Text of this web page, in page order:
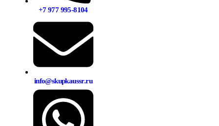
+7 977 995-8104
info@skupkaussr.ru